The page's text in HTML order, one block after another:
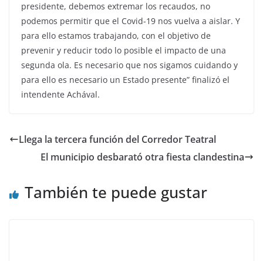
presidente, debemos extremar los recaudos, no
podemos permitir que el Covid-19 nos vuelva a aislar. Y
para ello estamos trabajando, con el objetivo de
prevenir y reducir todo lo posible el impacto de una
segunda ola. Es necesario que nos sigamos cuidando y
para ello es necesario un Estado presente” finalizó el
intendente Achával.
Llega la tercera función del Corredor Teatral
El municipio desbarató otra fiesta clandestina
También te puede gustar